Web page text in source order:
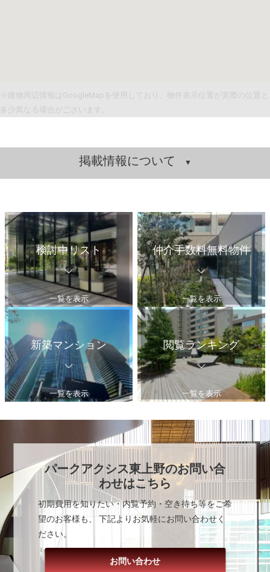
※建物周辺情報はGoogleMapを使用しており、物件表示位置が実際の位置と
多少異なる場合がございます。
掲載情報について
検討中リスト
一覧を表示
仲介手数料無料物件
一覧を表示
新築マンション
一覧を表示
閲覧ランキング
一覧を表示
パークアクシス東上野のお問い合
わせはこちら
初期費用を知りたい・内覧予約・空き待ち等をご希
望のお客様も、 下記よりお気軽にお問い合わせく
ださい。
お問い合わせ